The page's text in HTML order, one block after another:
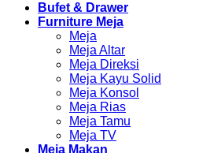
Bufet & Drawer
Furniture Meja
Meja
Meja Altar
Meja Direksi
Meja Kayu Solid
Meja Konsol
Meja Rias
Meja Tamu
Meja TV
Meja Makan